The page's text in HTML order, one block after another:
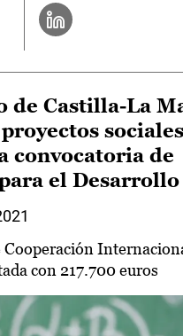
de Castilla-La
sociales
convocatoria de
el Desarrollo
Cooperación
con 217.700 euros